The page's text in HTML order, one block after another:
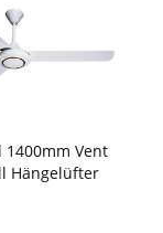
1400mm Vent
Hängelüfter